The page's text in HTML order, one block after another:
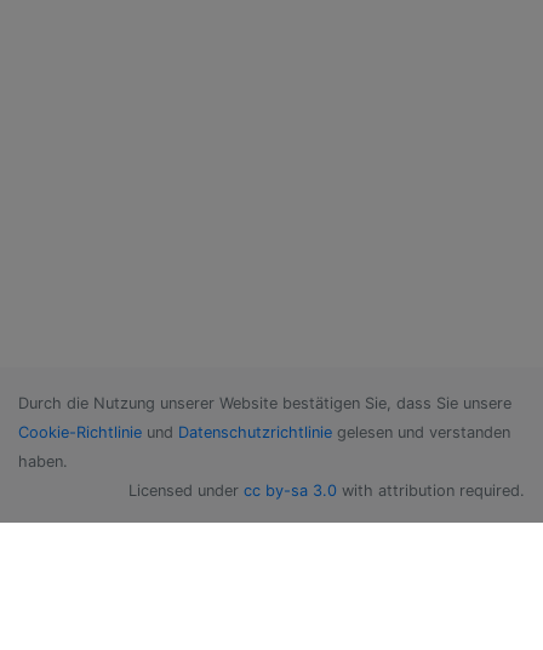
Durch die Nutzung unserer Website bestätigen Sie, dass Sie unsere
Cookie-Richtlinie und Datenschutzrichtlinie gelesen und verstanden
haben.
Licensed under cc by-sa 3.0 with attribution required.